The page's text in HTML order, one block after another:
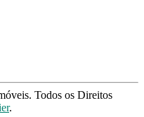
Todos os Direitos
.